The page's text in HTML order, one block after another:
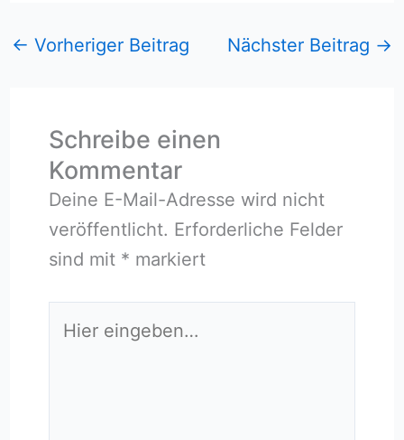
← Vorheriger Beitrag Nächster Beitrag →
Schreibe einen
Kommentar
Deine E-Mail-Adresse wird nicht
veröffentlicht. Erforderliche Felder
sind mit * markiert
eingeben…